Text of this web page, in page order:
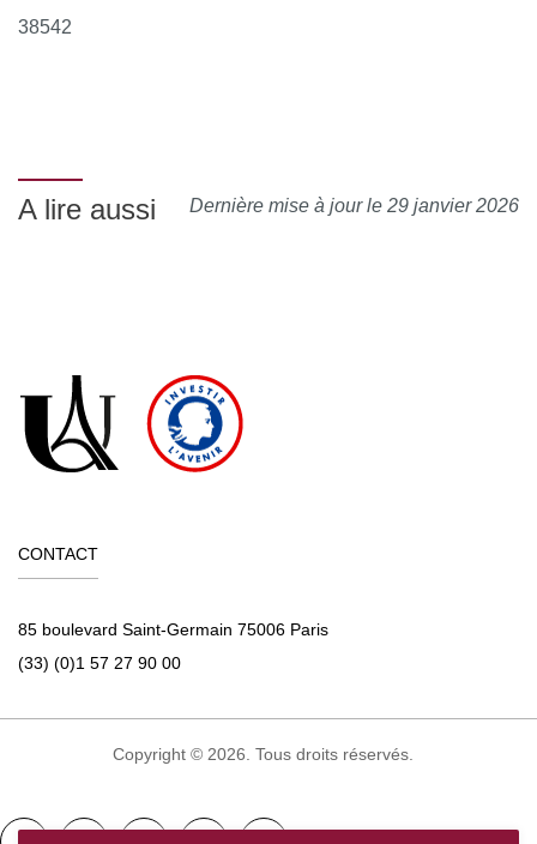
38542
Dernière mise à jour le 29 janvier 2026
A lire aussi
CONTACT
85 boulevard Saint-Germain 75006 Paris
(33) (0)1 57 27 90 00
Copyright © 2026. Tous droits réservés.